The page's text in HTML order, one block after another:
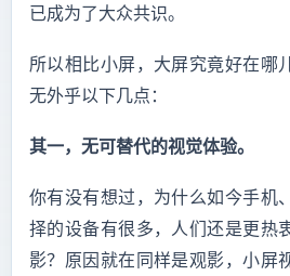
已成为了大众共识。
所以相比小屏，大屏究竟好在哪
无外乎以下几点：
其一，无可替代的视觉体验。
你有没有想过，为什么如今手机
择的设备有很多，人们还是更热
影？原因就在同样是观影，小屏